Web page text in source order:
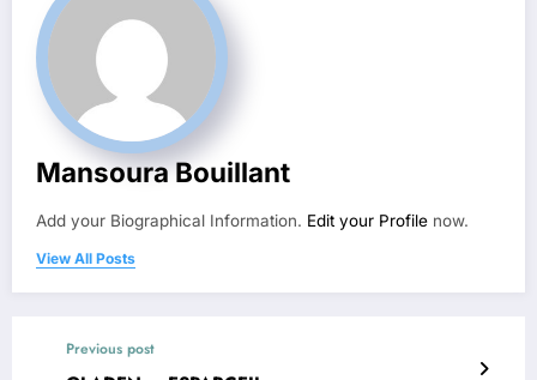
Mansoura Bouillant
Add your Biographical Information. Edit your Profile now.
View All Posts
Previous post